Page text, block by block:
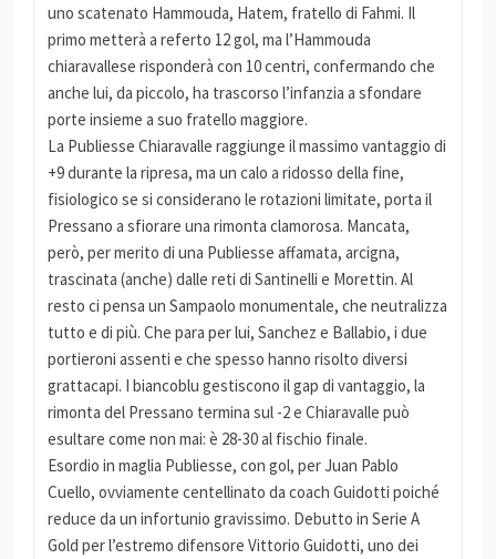
uno scatenato Hammouda, Hatem, fratello di Fahmi. Il
primo metterà a referto 12 gol, ma l’Hammouda
chiaravallese risponderà con 10 centri, confermando che
anche lui, da piccolo, ha trascorso l’infanzia a sfondare
porte insieme a suo fratello maggiore.
La Publiesse Chiaravalle raggiunge il massimo vantaggio di
+9 durante la ripresa, ma un calo a ridosso della fine,
fisiologico se si considerano le rotazioni limitate, porta il
Pressano a sfiorare una rimonta clamorosa. Mancata,
però, per merito di una Publiesse affamata, arcigna,
trascinata (anche) dalle reti di Santinelli e Morettin. Al
resto ci pensa un Sampaolo monumentale, che neutralizza
tutto e di più. Che para per lui, Sanchez e Ballabio, i due
portieroni assenti e che spesso hanno risolto diversi
grattacapi. I biancoblu gestiscono il gap di vantaggio, la
rimonta del Pressano termina sul -2 e Chiaravalle può
esultare come non mai: è 28-30 al fischio finale.
Esordio in maglia Publiesse, con gol, per Juan Pablo
Cuello, ovviamente centellinato da coach Guidotti poiché
reduce da un infortunio gravissimo. Debutto in Serie A
Gold per l’estremo difensore Vittorio Guidotti, uno dei